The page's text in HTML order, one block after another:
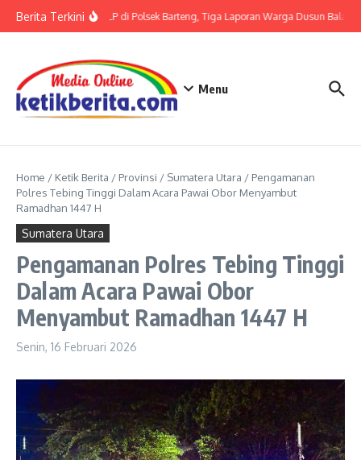
Berita TerkiniTerkait LP di Polsek Barteng, Tiga Laporan Warga Dusun Balaka
Menu
Home / Ketik Berita / Provinsi / Sumatera Utara / Pengamanan
Polres Tebing Tinggi Dalam Acara Pawai Obor Menyambut
Ramadhan 1447 H
Sumatera Utara
Pengamanan Polres Tebing Tinggi
Dalam Acara Pawai Obor
Menyambut Ramadhan 1447 H
Senin, 16 Februari 2026